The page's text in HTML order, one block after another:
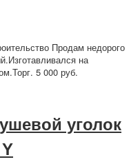
Продам недорого
на
5 000 руб.
уголок